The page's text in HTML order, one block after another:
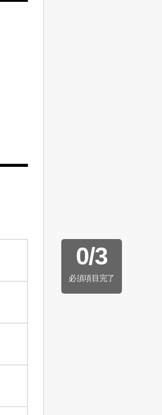
0/3
必須項目完了